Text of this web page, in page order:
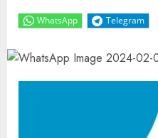
WhatsApp Telegram